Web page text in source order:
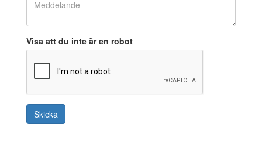
Visa att du inte är en robot